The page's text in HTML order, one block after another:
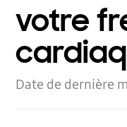
votre
Date de dernière